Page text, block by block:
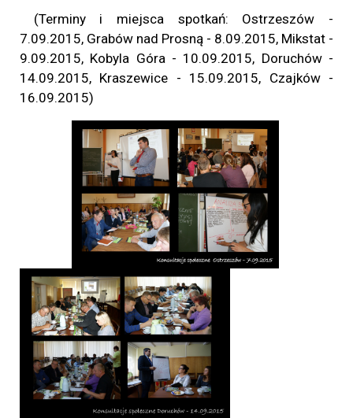
(Terminy i miejsca spotkań: Ostrzeszów -
7.09.2015, Grabów nad Prosną - 8.09.2015, Mikstat -
9.09.2015, Kobyla Góra - 10.09.2015, Doruchów -
14.09.2015, Kraszewice - 15.09.2015, Czajków -
16.09.2015)